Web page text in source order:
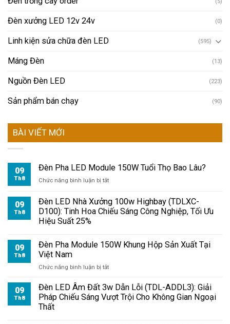
Đèn xưởng LED 12v 24v (0)
Linh kiện sửa chữa đèn LED (595)
Máng Đèn (13)
Nguồn Đèn LED (223)
Sản phẩm bán chạy (90)
BÀI VIẾT MỚI
09
Th8
Đèn Pha LED Module 150W Tuổi Thọ Bao Lâu?
Chức năng bình luận bị tắtở
Pha
LED
Module
Thọ
09
Th8
Đèn LED Nhà Xưởng 100w Highbay (TDLXC-
D100): Tinh Hoa Chiếu Sáng Công Nghiệp, Tối Ưu
Hiệu Suất 25%
09
Th8
Đèn Pha Module 150W Khung Hộp Sản Xuất Tại
Việt Nam
Chức năng bình luận bị tắtở
Pha
Module
150W
09
Th8
Đèn LED Âm Đất 3w Dẫn Lỗi (TDL-ADDL3): Giải
Pháp Chiếu Sáng Vượt Trội Cho Không Gian Ngoại
Thất